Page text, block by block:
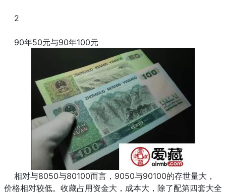
2
90年50元与90年100元
相对与8050与80100而言，9050与90100的存世量大，
价格相对较低。收藏占用资金大，成本大，除了配第四套大全